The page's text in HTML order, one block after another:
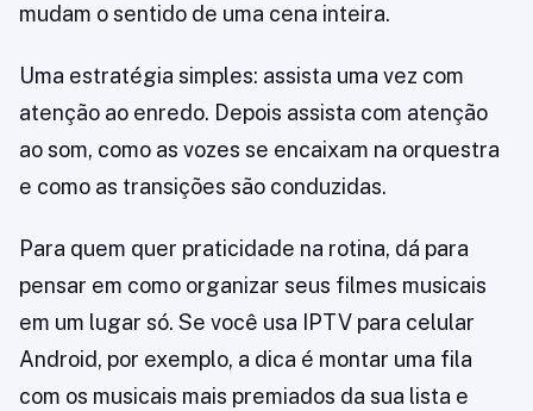
mudam o sentido de uma cena inteira.
Uma estratégia simples: assista uma vez com
atenção ao enredo. Depois assista com atenção
ao som, como as vozes se encaixam na orquestra
e como as transições são conduzidas.
Para quem quer praticidade na rotina, dá para
pensar em como organizar seus filmes musicais
em um lugar só. Se você usa IPTV para celular
Android, por exemplo, a dica é montar uma fila
com os musicais mais premiados da sua lista e